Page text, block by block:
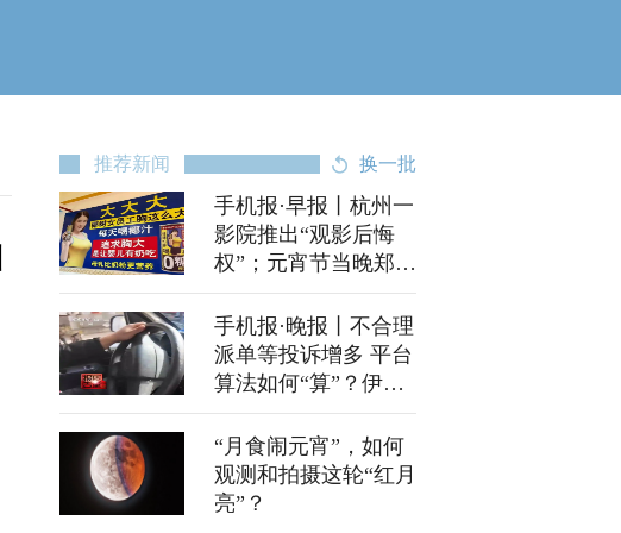
推荐新闻 换一批
手机报·早报丨杭州一
影院推出“观影后悔
权”；元宵节当晚郑州
这些路段易堵
手机报·晚报丨不合理
派单等投诉增多 平台
算法如何“算”？伊朗
用“霍拉姆沙赫
尔-4”导弹发动第十波
攻势
“月食闹元宵”，如何
观测和拍摄这轮“红月
亮”？